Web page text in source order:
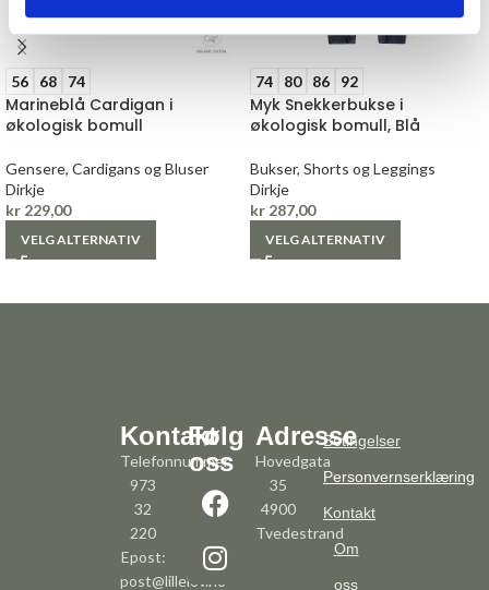
56 68 74
Marineblå Cardigan i
økologisk bomull
Gensere, Cardigans og Bluser
Dirkje
kr 229,00
VELG ALTERNATIV
74 80 86 92
Myk Snekkerbukse i
økologisk bomull, Blå
Bukser, Shorts og Leggings
Dirkje
kr 287,00
VELG ALTERNATIV
Kontakt
Telefonnummer:
973
32
220
Epost:
post@lillelov.no
Følg
oss
Adresse
Hovedgata
35
4900
Tvedestrand
Betingelser
Personvernserklæring
Kontakt
Om
oss